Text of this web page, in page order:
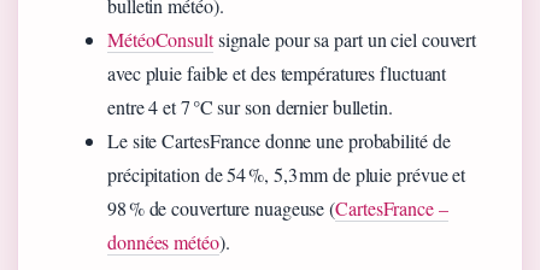
MétéoConsultsignale pour sa part un ciel couvert
avec pluie faible et des températures fluctuant
entre 4 et 7 °C sur son dernier bulletin.
Le site CartesFrance donne une probabilité de
précipitation de 54 %, 5,3 mm de pluie prévue et
98 % de couverture nuageuse (CartesFrance –
données météo).